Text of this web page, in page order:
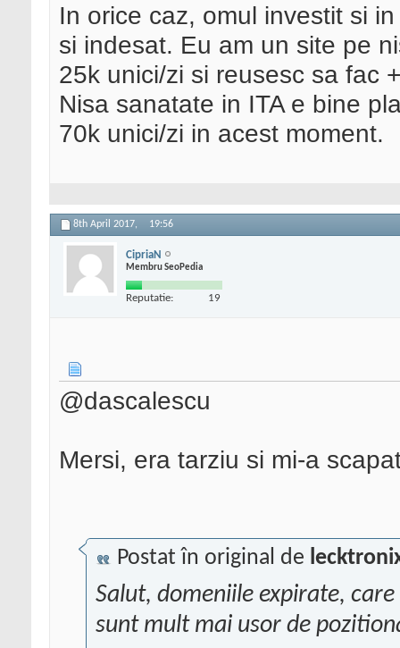
In orice caz, omul investit si
si indesat. Eu am un site pe
25k unici/zi si reusesc sa fac
Nisa sanatate in ITA e bine
70k unici/zi in acest moment.
8th April 2017, 19:56
CipriaN
Membru SeoPedia
Reputatie: 19
@dascalescu
Mersi, era tarziu si mi-a
Postat în original de
Salut, domeniile expirate,
sunt mult mai usor de